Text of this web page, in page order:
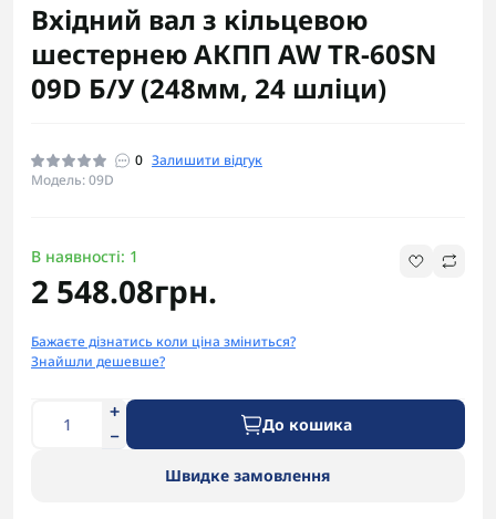
Вхідний вал з кільцевою
шестернею АКПП AW TR-60SN
09D Б/У (248мм, 24 шліци)
0 Залишити відгук
Модель: 09D
В наявності: 1
2 548.08грн.
Бажаєте дізнатись коли ціна зміниться?
Знайшли дешевше?
До кошика
Швидке замовлення